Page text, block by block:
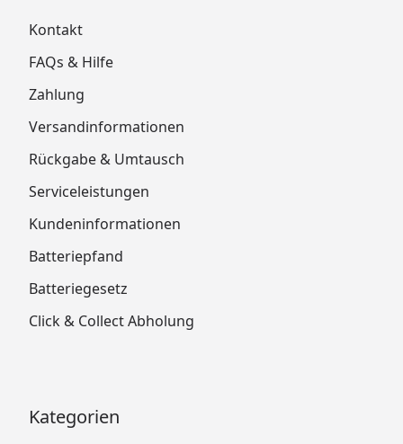
Kontakt
FAQs & Hilfe
Zahlung
Versandinformationen
Rückgabe & Umtausch
Serviceleistungen
Kundeninformationen
Batteriepfand
Batteriegesetz
Click & Collect Abholung
Kategorien